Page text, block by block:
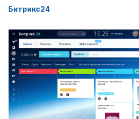
Битрикс24